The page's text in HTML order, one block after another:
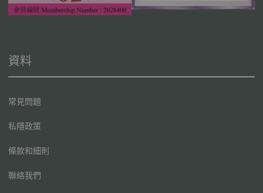
資料
常見問題
私隱政策
條款和細則
聯絡我們